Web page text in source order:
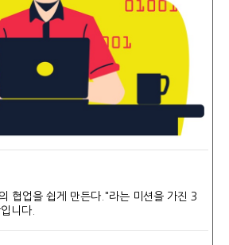
협업을 쉽게 만든다."라는 미션을 가진 3
니다.